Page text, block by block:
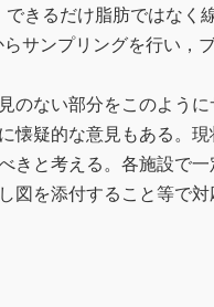
きるだけ脂肪ではなく
サンプリングを行い，
のない部分をこのように
懐疑的な意見もある。現
きと考える。各施設で一
図を添付すること等で対